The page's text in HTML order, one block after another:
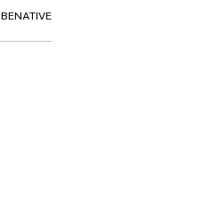
BENATIVE